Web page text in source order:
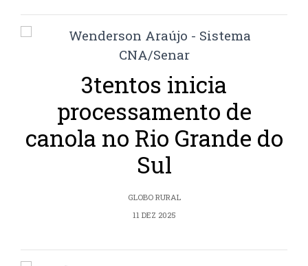
3tentos inicia
processamento de
canola no Rio Grande do
Sul
GLOBO RURAL
11 DEZ 2025